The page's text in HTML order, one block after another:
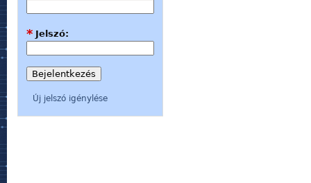
Jelszó:
*
Új jelszó igénylése